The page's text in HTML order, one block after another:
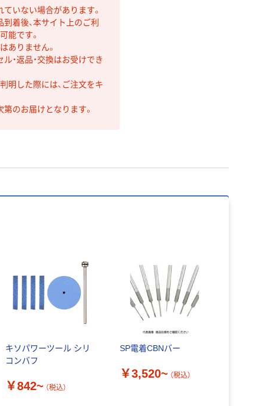
いない場合があります。
着後、本サイト上のご利
能です。
ありません。
・返品・交換はお受けでき
明した際には、ご注文をキ
のお届けとなります。
キソパワーツール シリ
コンバフ
￥842~ （税込）
SP電着CBNバー
￥3,520~ （税込）